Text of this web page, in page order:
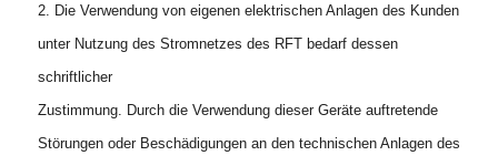
2. Die Verwendung von eigenen elektrischen Anlagen des Kunden
unter Nutzung des Stromnetzes des RFT bedarf dessen
schriftlicher
Zustimmung. Durch die Verwendung dieser Geräte auftretende
Störungen oder Beschädigungen an den technischen Anlagen des